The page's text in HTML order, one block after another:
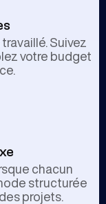
Suivez
votre budget
chacun
structurée
projets.